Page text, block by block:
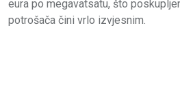
eura po megavatsatu, što
potrošača čini vrlo izvjesnim.